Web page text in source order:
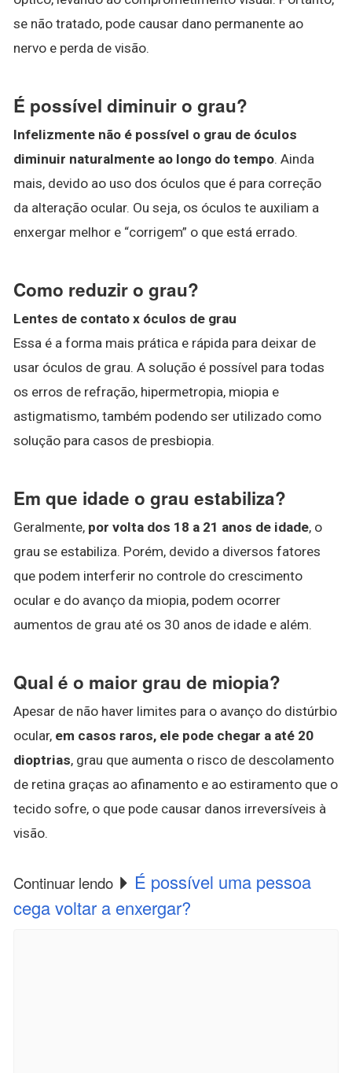
se não tratado, pode causar dano permanente ao
nervo e perda de visão.
É possível diminuir o grau?
Infelizmente não é possível o grau de óculos
diminuir naturalmente ao longo do tempo. Ainda
mais, devido ao uso dos óculos que é para correção
da alteração ocular. Ou seja, os óculos te auxiliam a
enxergar melhor e “corrigem” o que está errado.
Como reduzir o grau?
Lentes de contato x óculos de grau
Essa é a forma mais prática e rápida para deixar de
usar óculos de grau. A solução é possível para todas
os erros de refração, hipermetropia, miopia e
astigmatismo, também podendo ser utilizado como
solução para casos de presbiopia.
Em que idade o grau estabiliza?
Geralmente, por volta dos 18 a 21 anos de idade, o
grau se estabiliza. Porém, devido a diversos fatores
que podem interferir no controle do crescimento
ocular e do avanço da miopia, podem ocorrer
aumentos de grau até os 30 anos de idade e além.
Qual é o maior grau de miopia?
Apesar de não haver limites para o avanço do distúrbio
ocular, em casos raros, ele pode chegar a até 20
dioptrias, grau que aumenta o risco de descolamento
de retina graças ao afinamento e ao estiramento que o
tecido sofre, o que pode causar danos irreversíveis à
visão.
Continuar lendo
É possível uma pessoa
cega voltar a enxergar?